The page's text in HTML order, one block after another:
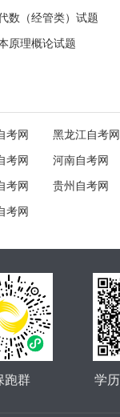
数（经管类）试题
原理概论试题
考网 黑龙江自考网
考网 河南自考网
考网 贵州自考网
考网
学
跑群